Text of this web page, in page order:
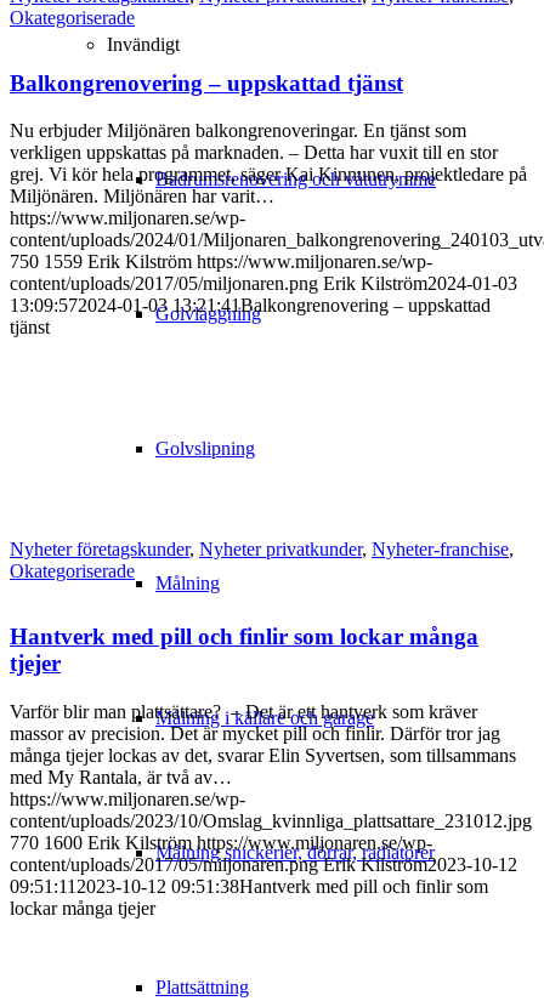
Invändigt
Badrumsrenovering och våtutrymme
Golvläggning
Golvslipning
Målning
Målning i källare och garage
Målning snickerier, dörrar, radiatorer
Plattsättning
Okategoriserade
Balkongrenovering – uppskattad tjänst
Nu erbjuder Miljönären balkongrenoveringar. En tjänst som
verkligen uppskattas på marknaden. – Detta har vuxit till en stor
grej. Vi kör hela programmet, säger Kai Kinnunen, projektledare på
Miljönären. Miljönären har varit…
https://www.miljonaren.se/wp-
content/uploads/2024/01/
750 1559 Erik Kilström https://www.miljonaren.se/wp-
content/uploads/2017/05/miljonaren.png Erik Kilström2024-01-03
13:09:572024-01-03 13:21:41Balkongrenovering – uppskattad
tjänst
Nyheter företagskunder, Nyheter privatkunder, Nyheter-franchise,
Okategoriserade
Hantverk med pill och finlir som lockar många
tjejer
Varför blir man plattsättare? ­ – Det är ett hantverk som kräver
massor av precision. Det är mycket pill och finlir. Därför tror jag
många tjejer lockas av det, svarar Elin Syvertsen, som tillsammans
med My Rantala, är två av…
https://www.miljonaren.se/wp-
content/uploads/2023/10/Omslag_kvinnliga_plattsattare_231012.jpg
770 1600 Erik Kilström https://www.miljonaren.se/wp-
content/uploads/2017/05/miljonaren.png Erik Kilström2023-10-12
09:51:11 2023-10-12 09:51:38Hantverk med pill och finlir som
lockar många tjejer